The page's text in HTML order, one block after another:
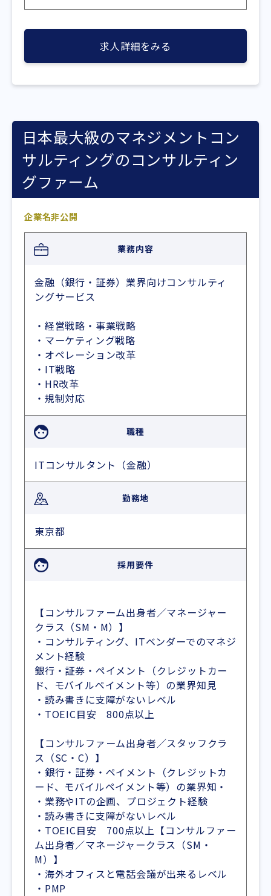
求人詳細をみる
日本最大級のマネジメントコン
サルティングのコンサルティン
グファーム
企業名非公開
業務内容
金融（銀行・証券）業界向けコンサルティ
ングサービス
・経営戦略・事業戦略
・マーケティング戦略
・オペレーション改革
・IT戦略
・HR改革
・規制対応
職種
ITコンサルタント（金融）
勤務地
東京都
採用要件
【コンサルファーム出身者／マネージャー
クラス（SM・M）】
・コンサルティング、ITベンダーでのマネジ
メント経験
銀行・証券・ペイメント（クレジットカー
ド、モバイルペイメント等）の業界知見
・読み書きに支障がないレベル
・TOEIC目安 800点以上
【コンサルファーム出身者／スタッフクラ
ス（SC・C）】
・銀行・証券・ペイメント（クレジットカ
ード、モバイルペイメント等）の業界知・
・業務やITの企画、プロジェクト経験
・読み書きに支障がないレベル
・TOEIC目安 700点以上【コンサルファー
ム出身者／マネージャークラス（SM・
M）】
・海外オフィスと電話会議が出来るレベル
・PMP